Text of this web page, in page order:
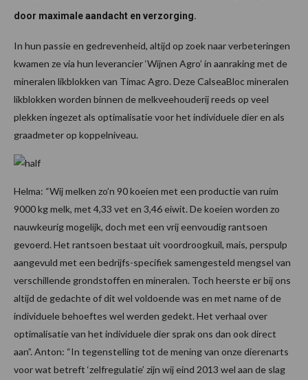
door maximale aandacht en verzorging.
In hun passie en gedrevenheid, altijd op zoek naar verbeteringen
kwamen ze via hun leverancier ‘Wijnen Agro’ in aanraking met de
mineralen likblokken van Timac Agro. Deze CalseaBloc mineralen
likblokken worden binnen de melkveehouderij reeds op veel
plekken ingezet als optimalisatie voor het individuele dier en als
graadmeter op koppelniveau.
Helma: “Wij melken zo’n 90 koeien met een productie van ruim
9000 kg melk, met 4,33 vet en 3,46 eiwit. De koeien worden zo
nauwkeurig mogelijk, doch met een vrij eenvoudig rantsoen
gevoerd. Het rantsoen bestaat uit voordroogkuil, mais, perspulp
aangevuld met een bedrijfs-specifiek samengesteld mengsel van
verschillende grondstoffen en mineralen. Toch heerste er bij ons
altijd de gedachte of dit wel voldoende was en met name of de
individuele behoeftes wel werden gedekt. Het verhaal over
optimalisatie van het individuele dier sprak ons dan ook direct
aan”. Anton: “In tegenstelling tot de mening van onze dierenarts
voor wat betreft ‘zelfregulatie’ zijn wij eind 2013 wel aan de slag